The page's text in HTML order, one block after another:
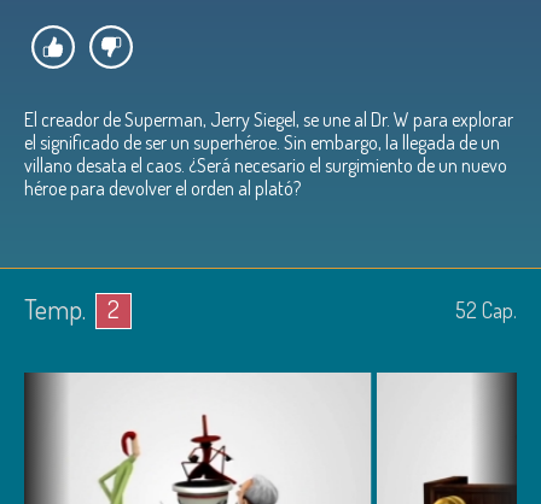
El creador de Superman, Jerry Siegel, se une al Dr. W para explorar
el significado de ser un superhéroe. Sin embargo, la llegada de un
villano desata el caos. ¿Será necesario el surgimiento de un nuevo
héroe para devolver el orden al plató?
Temp. 2 52 Cap.